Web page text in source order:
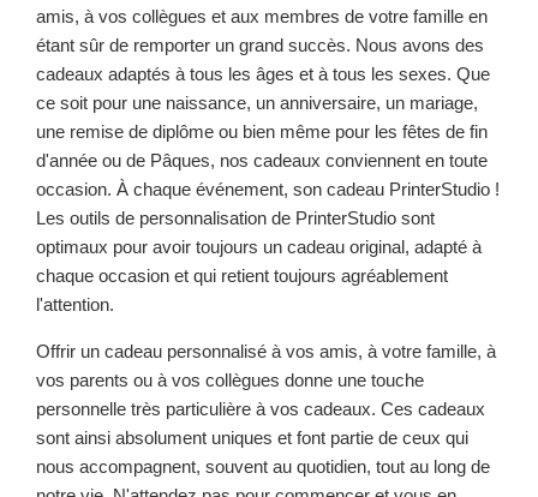
amis, à vos collègues et aux membres de votre famille en
étant sûr de remporter un grand succès. Nous avons des
cadeaux adaptés à tous les âges et à tous les sexes. Que
ce soit pour une naissance, un anniversaire, un mariage,
une remise de diplôme ou bien même pour les fêtes de fin
d'année ou de Pâques, nos cadeaux conviennent en toute
occasion. À chaque événement, son cadeau PrinterStudio !
Les outils de personnalisation de PrinterStudio sont
optimaux pour avoir toujours un cadeau original, adapté à
chaque occasion et qui retient toujours agréablement
l'attention.
Offrir un cadeau personnalisé à vos amis, à votre famille, à
vos parents ou à vos collègues donne une touche
personnelle très particulière à vos cadeaux. Ces cadeaux
sont ainsi absolument uniques et font partie de ceux qui
nous accompagnent, souvent au quotidien, tout au long de